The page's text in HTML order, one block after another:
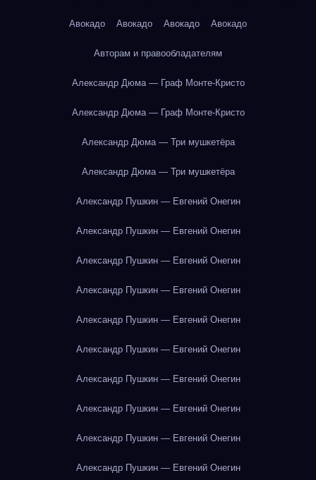
Авокадо Авокадо Авокадо Авокадо
Авторам и правообладателям
Александр Дюма — Граф Монте-Кристо
Александр Дюма — Граф Монте-Кристо
Александр Дюма — Три мушкетёра
Александр Дюма — Три мушкетёра
Александр Пушкин — Евгений Онегин
Александр Пушкин — Евгений Онегин
Александр Пушкин — Евгений Онегин
Александр Пушкин — Евгений Онегин
Александр Пушкин — Евгений Онегин
Александр Пушкин — Евгений Онегин
Александр Пушкин — Евгений Онегин
Александр Пушкин — Евгений Онегин
Александр Пушкин — Евгений Онегин
Александр Пушкин — Евгений Онегин